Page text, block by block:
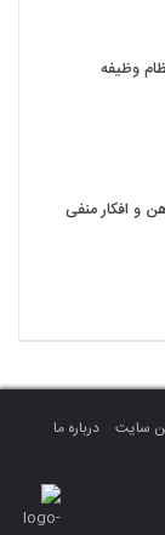
وظیفه
و افکار منفی
سایت
درباره ما